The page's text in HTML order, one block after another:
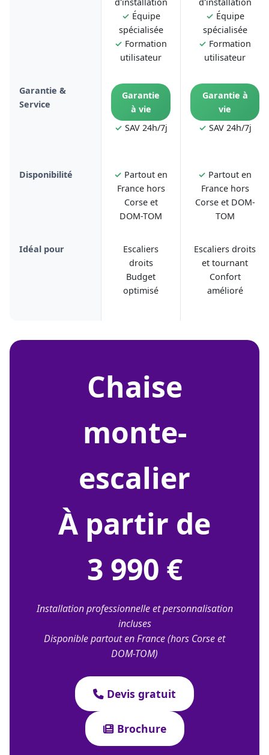
✓ Équipe
spécialisée
✓ Formation
utilisateur
✓ Équipe
spécialisée
✓ Formation
utilisateur
Garantie &
Service
Garantie
à vie
✓ SAV 24h/7j
Garantie à
vie
✓ SAV 24h/7j
Disponibilité ✓ Partout en
France hors
Corse et
DOM-TOM
✓ Partout en
France hors
Corse et DOM-
TOM
Idéal pour
Escaliers
droits
Budget
optimisé
Escaliers droits
et tournant
Confort
amélioré
chaise
monte-
escalier
À partir de
3 990 €
Installation professionnelle et personnalisation
incluses
Disponible partout en France (hors Corse et
DOM-TOM)
Devis gratuit
Brochure